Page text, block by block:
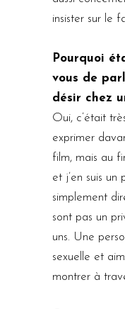
insister sur le
Pourquoi
vous de
désir chez
Oui, c’était
exprimer
film, mais au
et j’en suis un
simplement
sont pas un
uns. Une
sexuelle et
montrer à